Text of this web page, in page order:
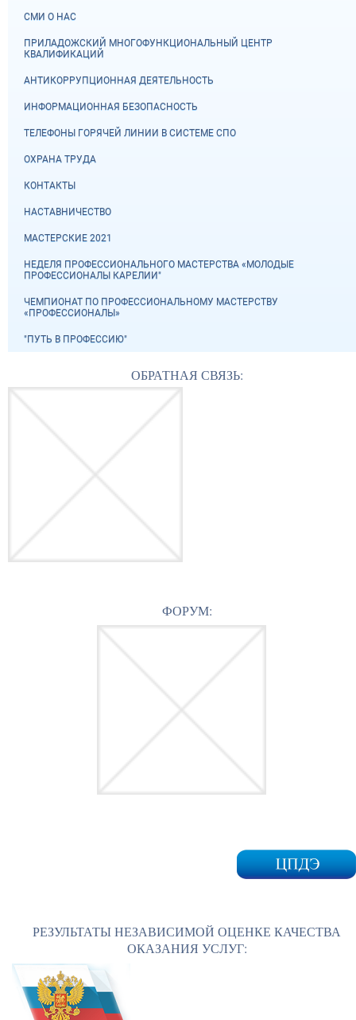
СМИ О НАС
ПРИЛАДОЖСКИЙ МНОГОФУНКЦИОНАЛЬНЫЙ ЦЕНТР
КВАЛИФИКАЦИЙ
АНТИКОРРУПЦИОННАЯ ДЕЯТЕЛЬНОСТЬ
ИНФОРМАЦИОННАЯ БЕЗОПАСНОСТЬ
ТЕЛЕФОНЫ ГОРЯЧЕЙ ЛИНИИ В СИСТЕМЕ СПО
ОХРАНА ТРУДА
КОНТАКТЫ
НАСТАВНИЧЕСТВО
МАСТЕРСКИЕ 2021
НЕДЕЛЯ ПРОФЕССИОНАЛЬНОГО МАСТЕРСТВА «МОЛОДЫЕ
ПРОФЕССИОНАЛЫ КАРЕЛИИ"
ЧЕМПИОНАТ ПО ПРОФЕССИОНАЛЬНОМУ МАСТЕРСТВУ
«ПРОФЕССИОНАЛЫ»
"ПУТЬ В ПРОФЕССИЮ"
ОБРАТНАЯ СВЯЗЬ:
ФОРУМ:
РЕЗУЛЬТАТЫ НЕЗАВИСИМОЙ ОЦЕНКЕ КАЧЕСТВА
ОКАЗАНИЯ УСЛУГ: